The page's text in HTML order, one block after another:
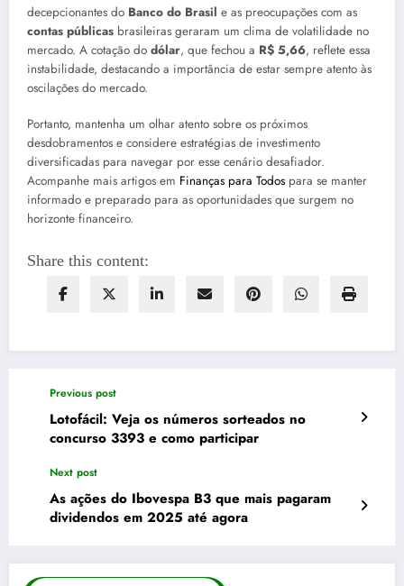
decepcionantes do Banco do Brasil e as preocupações com as
contas públicas brasileiras geraram um clima de volatilidade no
mercado. A cotação do dólar, que fechou a R$ 5,66, reflete essa
instabilidade, destacando a importância de estar sempre atento às
oscilações do mercado.
Portanto, mantenha um olhar atento sobre os próximos
desdobramentos e considere estratégias de investimento
diversificadas para navegar por esse cenário desafiador.
Acompanhe mais artigos em Finanças para Todos para se manter
informado e preparado para as oportunidades que surgem no
horizonte financeiro.
Share this content:
Previous post
Lotofácil: Veja os números sorteados no
concurso 3393 e como participar
Next post
As ações do Ibovespa B3 que mais pagaram
dividendos em 2025 até agora